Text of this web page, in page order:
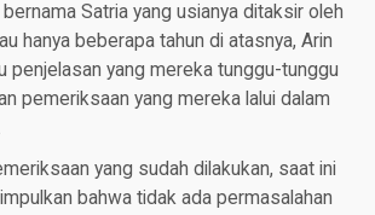
Satria yang usianya ditaksir oleh
hanya beberapa tahun di atasnya, Arin
penjelasan yang mereka tunggu-tunggu
pemeriksaan yang mereka lalui dalam
yang sudah dilakukan, saat ini
bahwa tidak ada permasalahan